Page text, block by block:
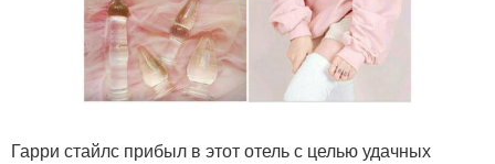
Гарри стайлс прибыл в этот отель с целью удачных